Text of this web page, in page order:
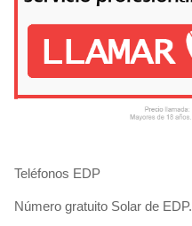
Teléfonos EDP
Número gratuito Solar de EDP.